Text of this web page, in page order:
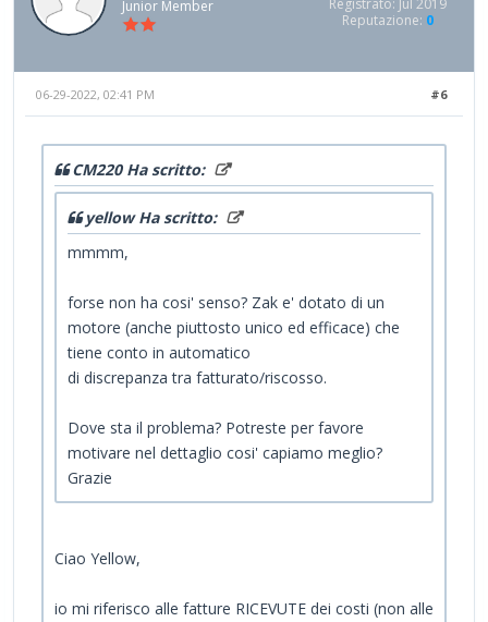
Junior Member
Reputazione: 0
#6
06-29-2022, 02:41 PM
CM220 Ha scritto:
yellow Ha scritto:
mmmm,
forse non ha cosi' senso? Zak e' dotato di un
motore (anche piuttosto unico ed efficace) che
tiene conto in automatico
di discrepanza tra fatturato/riscosso.
Dove sta il problema? Potreste per favore
motivare nel dettaglio cosi' capiamo meglio?
Grazie
Ciao Yellow,
io mi riferisco alle fatture RICEVUTE dei costi (non alle